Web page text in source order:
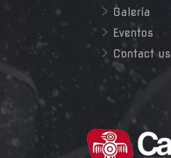
Galería
Eventos
Contact us